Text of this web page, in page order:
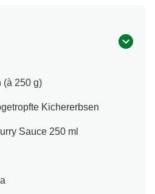
(à 250 g)
Kichererbsen
Sauce 250 ml